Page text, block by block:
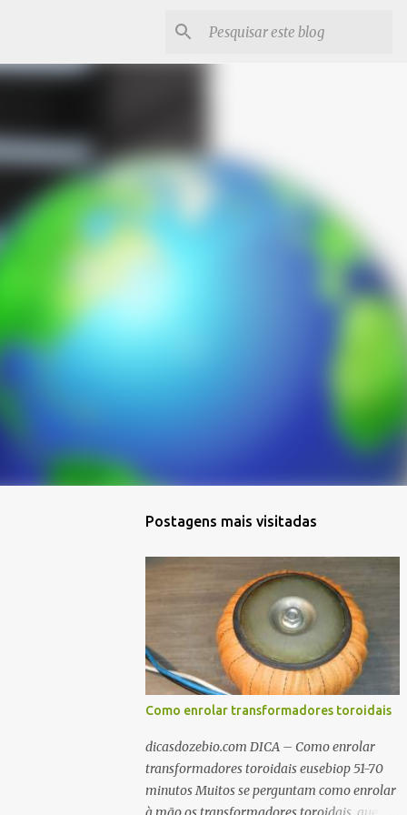
Postagens mais visitadas
Como enrolar transformadores toroidais
dicasdozebio.com DICA – Como enrolar
transformadores toroidais eusebiop 51-70
minutos Muitos se perguntam como enrolar